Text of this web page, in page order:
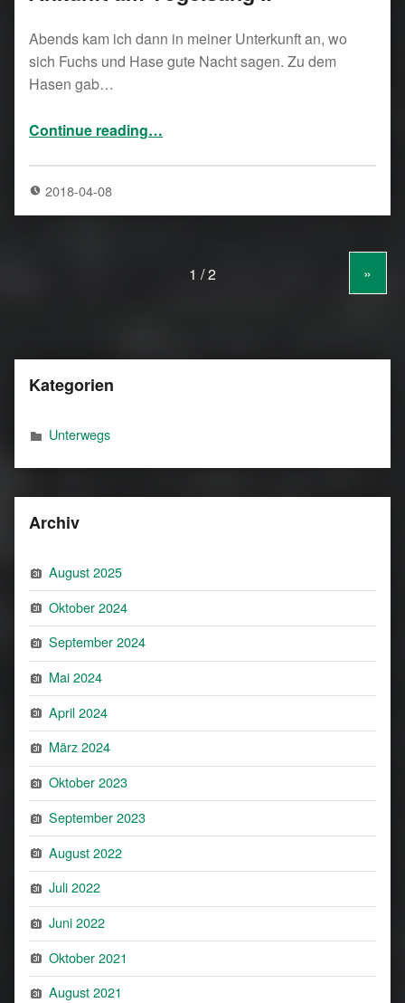
Abends kam ich dann in meiner Unterkunft an, wo
sich Fuchs und Hase gute Nacht sagen. Zu dem
Hasen gab…
Continue reading…
2018-04-08
»
Kategorien
Unterwegs
Archiv
August 2025
Oktober 2024
September 2024
Mai 2024
April 2024
März 2024
Oktober 2023
September 2023
August 2022
Juli 2022
Juni 2022
Oktober 2021
August 2021